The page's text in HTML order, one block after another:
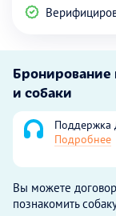
Бронирование
и собаки
Поддержка
Подробнее
Вы можете
познакомить